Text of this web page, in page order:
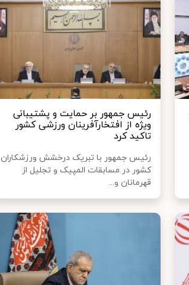
رئیس جمهور بر حمایت و پشتیبانی
ویژه از افتخارآفرینان ورزشی کشور
تاکید کرد
رئیس جمهور با تبریک درخشش ورزشکاران
کشور در مسابقات المپیک و تجلیل از
قهرمانان و...